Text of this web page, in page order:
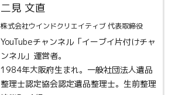
二見 文直
株式会社ウインドクリエイティブ 代表取締役
YouTubeチャンネル「イーブイ片付けチャ
ンネル」運営者。
1984年大阪府生まれ。一般社団法人遺品
整理士認定協会認定遺品整理士。生前整理